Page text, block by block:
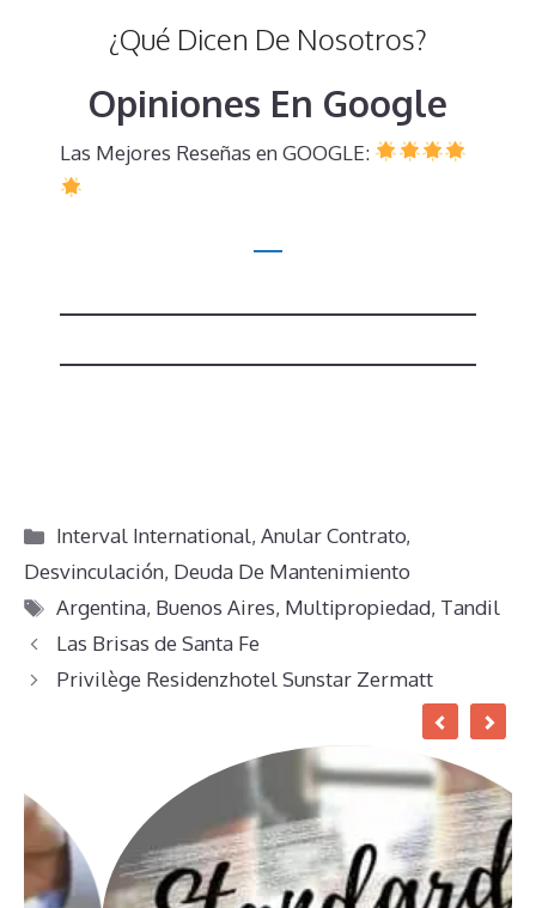
¿Qué Dicen De Nosotros?
Opiniones En Google
Las Mejores Reseñas en GOOGLE:
Categorías
Interval International,Anular Contrato,
Desvinculación, Deuda De Mantenimiento
Etiquetas
Argentina, Buenos Aires, Multipropiedad, Tandil
Las Brisas de Santa Fe
Privilège Residenzhotel Sunstar Zermatt